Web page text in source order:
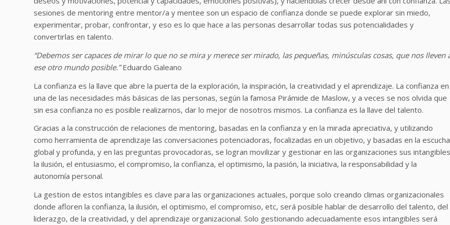
sesiones de mentoring entre mentor/a y mentee son un espacio de confianza donde se puede explorar sin miedo,
experimentar, probar, confrontar, y eso es lo que hace a las personas desarrollar todas sus potencialidades y
convertirlas en talento.
“Debemos ser capaces de mirar lo que no se mira y merece ser mirado, las pequeñas, minúsculas cosas, que nos lleven
ese otro mundo posible.”Eduardo Galeano
La confianza es la llave que abre la puerta de la exploración, la inspiración, la creatividad y el aprendizaje. La confianza en
una de las necesidades más básicas de las personas, según la famosa Pirámide de Maslow, y a veces se nos olvida que
sin esa confianza no es posible realizarnos, dar lo mejor de nosotros mismos. La confianza es la llave del talento.
Gracias a la construcción de relaciones de mentoring, basadas en la confianza y en la mirada apreciativa, y utilizando
como herramienta de aprendizaje las conversaciones potenciadoras, focalizadas en un objetivo, y basadas en la escucha
global y profunda, y en las preguntas provocadoras, se logran movilizar y gestionar en las organizaciones sus
la ilusión, el entusiasmo, el compromiso, la confianza, el optimismo, la pasión, la iniciativa, la responsabilidad y la
autonomía personal.
La gestion de estos intangibles es clave para las organizaciones actuales, porque solo creando climas organizacionales
donde afloren la confianza, la ilusión, el optimismo, el compromiso, etc, será posible hablar de desarrollo del talento, del
liderazgo, de la creatividad, y del aprendizaje organizacional. Solo gestionando adecuadamente esos intangibles será